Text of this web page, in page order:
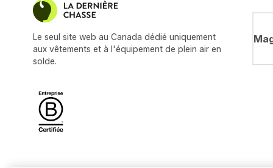
Le seul site web au Canada dédié uniquement
aux vêtements et à l'équipement de plein air en
solde.